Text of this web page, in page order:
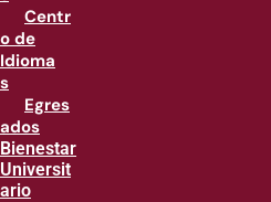
Centr
o de
Idioma
s
Egres
ados
Bienestar
Universit
ario